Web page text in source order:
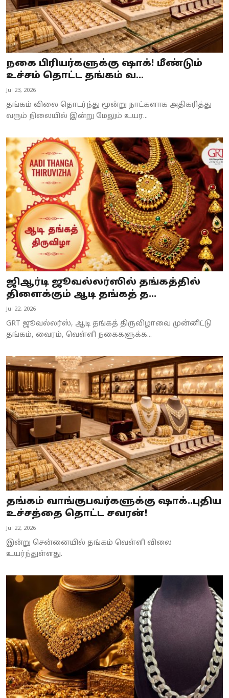
நகை பிரியர்களுக்கு ஷாக்! மீண்டும்
உச்சம் தொட்ட தங்கம் வ...
Jul 23, 2026
தங்கம் விலை தொடர்ந்து மூன்று நாட்களாக அதிகரித்து
வரும் நிலையில் இன்று மேலும் உயர...
ஜிஆர்டி ஜூவல்லர்ஸில் தங்கத்தில்
திளைக்கும் ஆடி தங்கத் த...
Jul 22, 2026
GRT ஜூவல்லர்ஸ், ஆடி தங்கத் திருவிழாவை முன்னிட்டு
தங்கம், வைரம், வெள்ளி நகைகளுக்க...
தங்கம் வாங்குபவர்களுக்கு ஷாக்..புதிய
உச்சத்தை தொட்ட சவரன்!
Jul 22, 2026
இன்று சென்னையில் தங்கம் வெள்ளி விலை
உயர்ந்துள்ளது.